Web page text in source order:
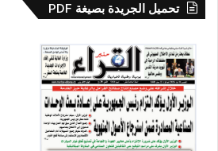
تحميل الجريدة بصيغة PDF